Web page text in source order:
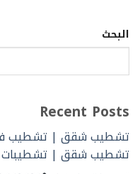
البحث
Recent Posts
تشطيب شقق | تشطيب
تشطيب شقق | تشطيبات